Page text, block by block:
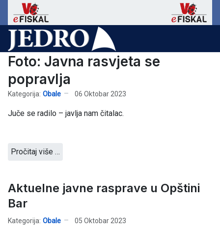
Foto: Javna rasvjeta se
popravlja
Kategorija: Obale 06 Oktobar 2023
Juče se radilo – javlja nam čitalac.
Pročitaj više …
Aktuelne javne rasprave u Opštini
Bar
Kategorija: Obale 05 Oktobar 2023